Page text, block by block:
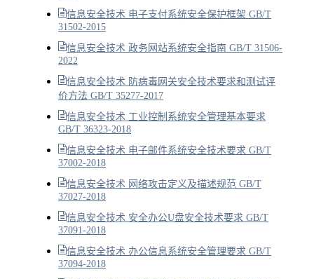
信息安全技术 电子支付系统安全保护框架 GB/T
31502-2015
信息安全技术 政务网站系统安全指南 GB/T 31506-
2022
信息安全技术 防病毒网关安全技术要求和测试评
价方法 GB/T 35277-2017
信息安全技术 工业控制系统安全管理基本要求
GB/T 36323-2018
信息安全技术 电子邮件系统安全技术要求 GB/T
37002-2018
信息安全技术 网络攻击定义及描述规范 GB/T
37027-2018
信息安全技术 安全办公U盘安全技术要求 GB/T
37091-2018
信息安全技术 办公信息系统安全管理要求 GB/T
37094-2018